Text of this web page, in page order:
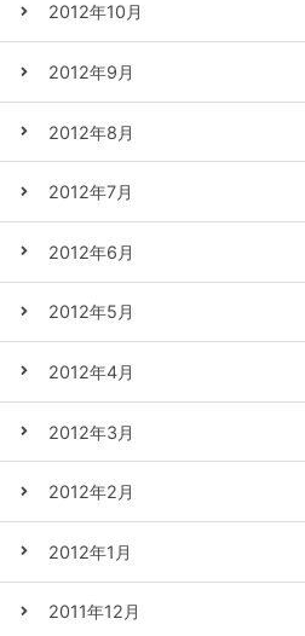
2012年10月
2012年9月
2012年8月
2012年7月
2012年6月
2012年5月
2012年4月
2012年3月
2012年2月
2012年1月
2011年12月